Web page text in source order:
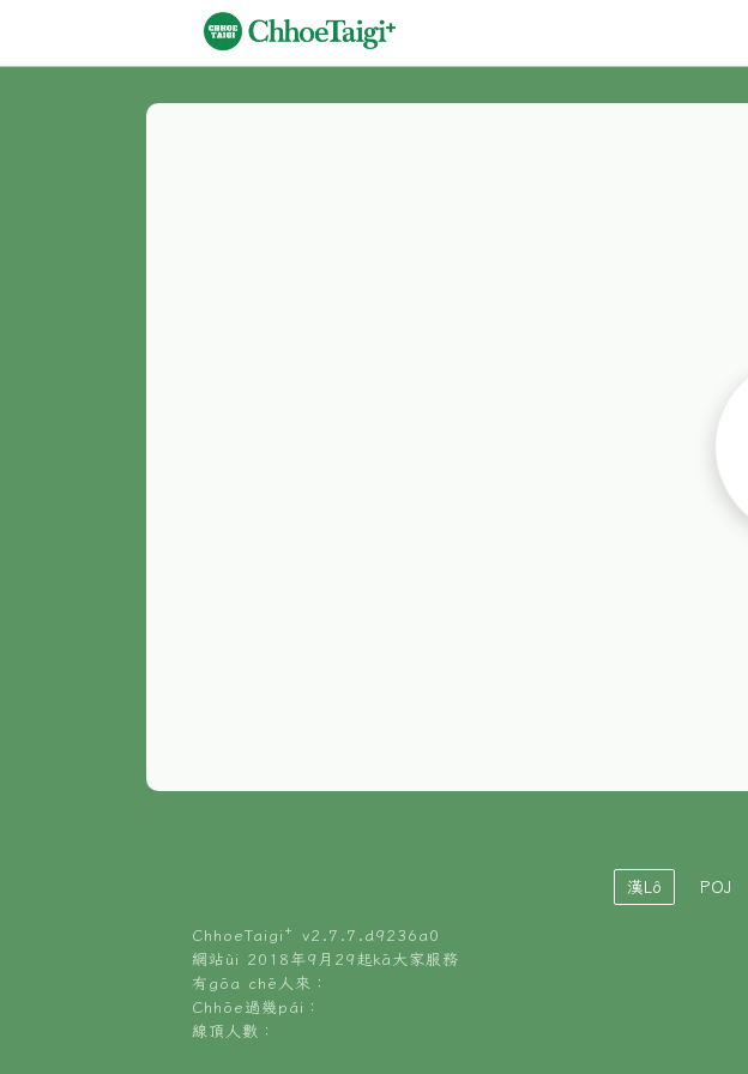
漢Lô POJ
ChhoeTaigi⁺ v2.7.7.d9236a0
網站ùi 2018年9月29起kā大家服務
有gōa chē人來：
Chhōe過幾pái：
線頂人數：